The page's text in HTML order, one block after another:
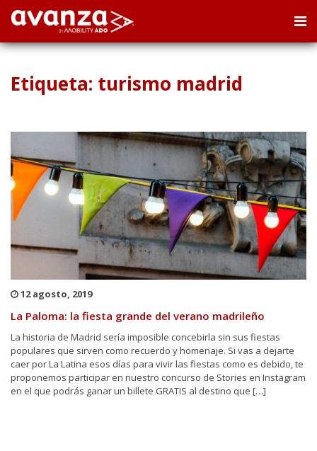
Etiqueta: turismo madrid
12 agosto, 2019
La Paloma: la fiesta grande del verano madrileño
La historia de Madrid sería imposible concebirla sin sus fiestas
populares que sirven como recuerdo y homenaje. Si vas a dejarte
caer por La Latina esos días para vivir las fiestas como es debido, te
proponemos participar en nuestro concurso de Stories en Instagram
en el que podrás ganar un billete GRATIS al destino que […]